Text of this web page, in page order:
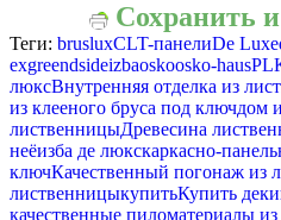
Сохранить
Теги: brusluxCLT-панелиDe Luxe
exgreendsideizbaoskoosko-haus
люксВнутренняя отделка из
из клееного бруса под ключдом
лиственницыДревесина
неёизба де люкскаркасно-
ключКачественный погонаж из
лиственницыкупитьКупить
качественные пиломатериалы